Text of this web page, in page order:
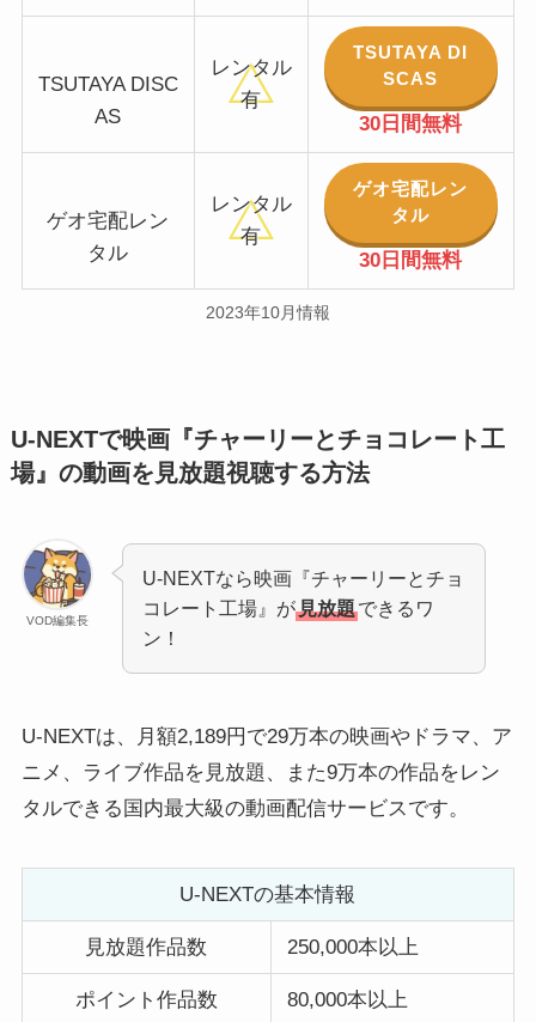
TSUTAYA DISC
AS
レンタル
有
TSUTAYA DI
SCAS
30日間無料
ゲオ宅配レン
タル
レンタル
有
ゲオ宅配レン
タル
30日間無料
2023年10月情報
U-NEXTで映画『チャーリーとチョコレート工
場』の動画を見放題視聴する方法
VOD編集長
U-NEXTなら映画『チャーリーとチョ
コレート工場』が見放題できるワ
ン！
U-NEXTは、月額2,189円で29万本の映画やドラマ、ア
ニメ、ライブ作品を見放題、また9万本の作品をレン
タルできる国内最大級の動画配信サービスです。
U-NEXTの基本情報
見放題作品数 250,000本以上
ポイント作品数 80,000本以上